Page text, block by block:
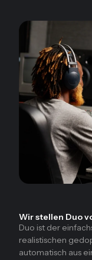
Wir stellen Duo
Duo ist der
realistischen
automatisch aus